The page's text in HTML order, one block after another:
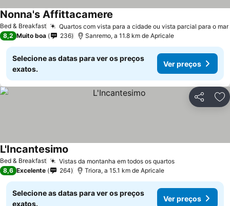
Bed & Breakfast Quartos com vista para a cidade ou vista parcial para o mar
Nonna's Affittacamere
8,2 Muito boa 236 Sanremo, a 11.8 km de Apricale
Selecione as datas para ver os preços
exatos.
Ver preços
Partilhar
Bed & Breakfast Vistas da montanha em todos os quartos
L'Incantesimo
8,6 Excelente 264 Triora, a 15.1 km de Apricale
Selecione as datas para ver os preços
exatos.
Ver preços